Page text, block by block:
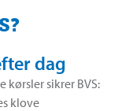
dag
sikrer BVS:
klove